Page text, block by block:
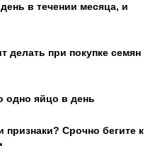
в течении месяца, и
делать при покупке семян
одно яйцо в день
Срочно бегите к